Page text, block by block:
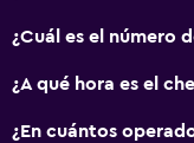
¿Cuál es el número
¿A qué hora es el
¿En cuántos